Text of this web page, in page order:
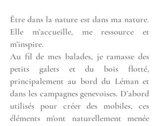
Être dans la nature est dans ma nature.
Elle m’accueille, me ressource et
m’inspire.
Au fil de mes balades, je ramasse des
petits galets et du bois flotté,
principalement au bord du Léman et
dans les campagnes genevoises. D’abord
utilisés pour créer des mobiles, ces
éléments m’ont naturellement menée